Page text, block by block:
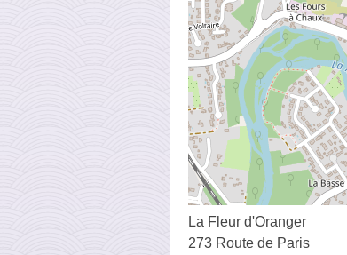
La Fleur d'Oranger
273 Route de Paris